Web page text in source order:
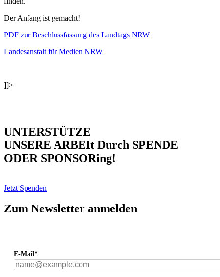
Der Anfang ist gemacht!
PDF zur Beschlussfassung des Landtags NRW
Landesanstalt für Medien NRW
]]>
UNTERSTÜTZE
UNSERE ARBEIt Durch SPENDE
ODER SPONSORing!
Jetzt Spenden
Zum Newsletter anmelden
E-Mail*